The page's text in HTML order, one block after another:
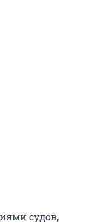
судов,